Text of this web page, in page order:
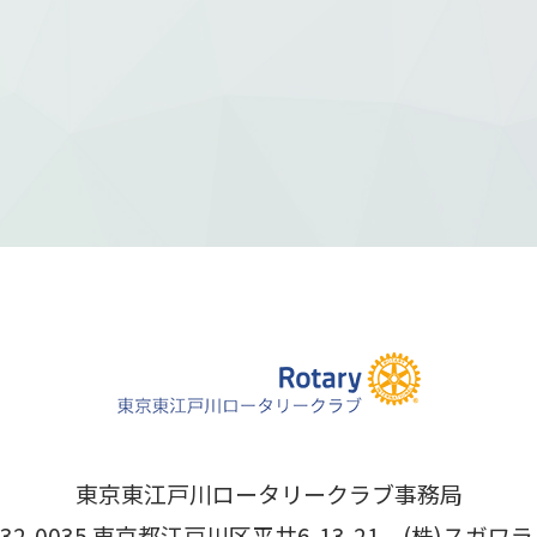
東京東江戸川ロータリークラブ事務局